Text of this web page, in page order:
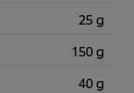
25 g
150 g
40 g